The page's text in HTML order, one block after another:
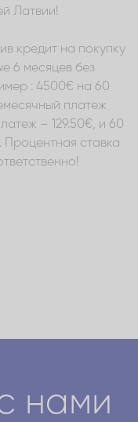
Латвии!
кредит на покупку
6 месяцев без
: 4500€ на 60
платеж
– 129.50€, и 60
Процентная ставка
нами